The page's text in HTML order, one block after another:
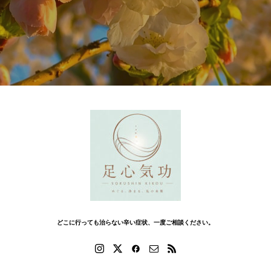
どこに行っても治らない辛い症状、一度ご相談ください。